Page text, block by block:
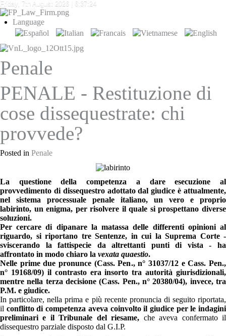
Friday, 7th August 2026 | 6:37:24
Language
Penale
PENALE - Restituzione di
cose dissequestrate: chi
provvede?
Posted in Penale
La questione della competenza a dare esecuzione al
provvedimento di dissequestro adottato dal giudice è attualmente,
nel sistema processuale penale italiano, un vero e proprio
labirinto, un enigma, per risolvere il quale si prospettano diverse
soluzioni.
Per cercare di dipanare la matassa delle differenti opinioni al
riguardo, si riportano tre Sentenze, in cui la Suprema Corte -
sviscerando la fattispecie da altrettanti punti di vista - ha
affrontato in modo chiaro la vexata quaestio.
Nelle prime due pronunce (Cass. Pen., n° 31037/12 e Cass. Pen.,
n° 19168/09) il contrasto era insorto tra autorità giurisdizionali,
mentre nella terza decisione (Cass. Pen., n° 20380/04), invece, tra
P.M. e giudice.
In particolare, nella prima e più recente pronuncia di seguito riportata,
il conflitto di competenza aveva coinvolto il giudice per le indagini
preliminari e il Tribunale del riesame, che aveva confermato il
dissequestro parziale disposto dal G.I.P.